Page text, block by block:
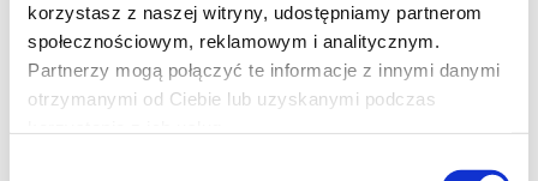
korzystasz z naszej witryny, udostępniamy partnerom
społecznościowym, reklamowym i analitycznym.
Partnerzy mogą połączyć te informacje z innymi danymi
otrzymanymi od Ciebie lub uzyskanymi podczas